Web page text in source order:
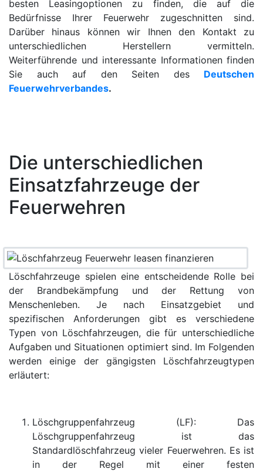
besten Leasingoptionen zu finden, die auf die
Bedürfnisse Ihrer Feuerwehr zugeschnitten sind.
Darüber hinaus können wir Ihnen den Kontakt zu
unterschiedlichen Herstellern vermitteln.
Weiterführende und interessante Informationen finden
Sie auch auf den Seiten des Deutschen
Feuerwehrverbandes.
Die unterschiedlichen
Einsatzfahrzeuge der
Feuerwehren
Löschfahrzeuge spielen eine entscheidende Rolle bei
der Brandbekämpfung und der Rettung von
Menschenleben. Je nach Einsatzgebiet und
spezifischen Anforderungen gibt es verschiedene
Typen von Löschfahrzeugen, die für unterschiedliche
Aufgaben und Situationen optimiert sind. Im Folgenden
werden einige der gängigsten Löschfahrzeugtypen
erläutert:
Löschgruppenfahrzeug (LF): Das
Löschgruppenfahrzeug ist das
Standardlöschfahrzeug vieler Feuerwehren. Es ist
in der Regel mit einer festen